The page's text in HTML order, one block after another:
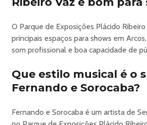
produtores rurais e marcas parceiras
visibilidade.
A programação artística é outro grande
shows que passeiam pelo sertanejo,
forte conexão com o público.
premium complementam a experiência
Mais do que uma festa, a ExpoArcos é
encontro de gerações — onde a força do
O Parque de Exposições Plácido
principais espaços para shows em
som profissional e boa capacidade de
Que estilo musical é o
Fernando e Sorocaba?
Fernando e Sorocaba é um artista de